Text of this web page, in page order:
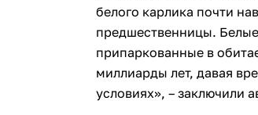
белого карлика почти
предшественницы.
припаркованные в
миллиарды лет, давая
условиях», – заключили